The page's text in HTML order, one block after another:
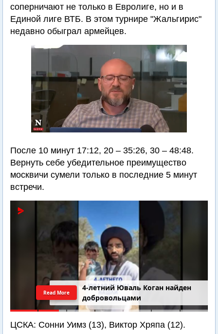
соперничают не только в Евролиге, но и в
Единой лиге ВТБ. В этом турнире "Жальгирис"
недавно обыграл армейцев.
После 10 минут 17:12, 20 – 35:26, 30 – 48:48.
Вернуть себе убедительное преимущество
москвичи сумели только в последние 5 минут
встречи.
4-летний Юваль Коган найден
добровольцами
Read More
ЦСКА: Сонни Уимз (13), Виктор Хряпа (12).